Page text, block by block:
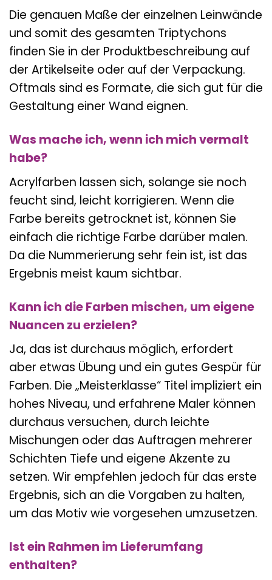
Die genauen Maße der einzelnen Leinwände
und somit des gesamten Triptychons
finden Sie in der Produktbeschreibung auf
der Artikelseite oder auf der Verpackung.
Oftmals sind es Formate, die sich gut für die
Gestaltung einer Wand eignen.
Was mache ich, wenn ich mich vermalt
habe?
Acrylfarben lassen sich, solange sie noch
feucht sind, leicht korrigieren. Wenn die
Farbe bereits getrocknet ist, können Sie
einfach die richtige Farbe darüber malen.
Da die Nummerierung sehr fein ist, ist das
Ergebnis meist kaum sichtbar.
Kann ich die Farben mischen, um eigene
Nuancen zu erzielen?
Ja, das ist durchaus möglich, erfordert
aber etwas Übung und ein gutes Gespür für
Farben. Die „Meisterklasse“ Titel impliziert ein
hohes Niveau, und erfahrene Maler können
durchaus versuchen, durch leichte
Mischungen oder das Auftragen mehrerer
Schichten Tiefe und eigene Akzente zu
setzen. Wir empfehlen jedoch für das erste
Ergebnis, sich an die Vorgaben zu halten,
um das Motiv wie vorgesehen umzusetzen.
Ist ein Rahmen im Lieferumfang
enthalten?